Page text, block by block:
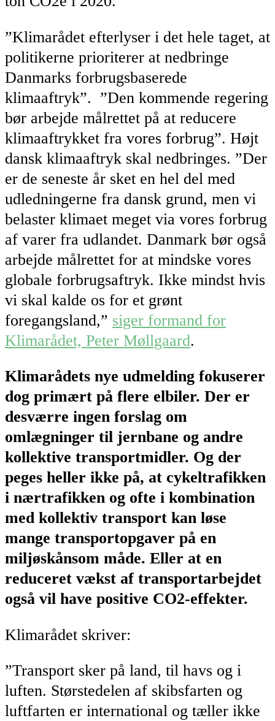
”Klimarådet efterlyser i det hele taget, at
politikerne prioriterer at nedbringe
Danmarks forbrugsbaserede
klimaaftryk”. ”Den kommende regering
bør arbejde målrettet på at reducere
klimaaftrykket fra vores forbrug”. Højt
dansk klimaaftryk skal nedbringes. ”Der
er de seneste år sket en hel del med
udledningerne fra dansk grund, men vi
belaster klimaet meget via vores forbrug
af varer fra udlandet. Danmark bør også
arbejde målrettet for at mindske vores
globale forbrugsaftryk. Ikke mindst hvis
vi skal kalde os for et grønt
foregangsland,” siger formand for
Klimarådet, Peter Møllgaard.
Klimarådets nye udmelding fokuserer
dog primært på flere elbiler. Der er
desværre ingen forslag om
omlægninger til jernbane og andre
kollektive transportmidler. Og der
peges heller ikke på, at cykeltrafikken
i nærtrafikken og ofte i kombination
med kollektiv transport kan løse
mange transportopgaver på en
miljøskånsom måde. Eller at en
reduceret vækst af transportarbejdet
også vil have positive CO2-effekter.
Klimarådet skriver:
”Transport sker på land, til havs og i
luften. Størstedelen af skibsfarten og
luftfarten er international og tæller ikke